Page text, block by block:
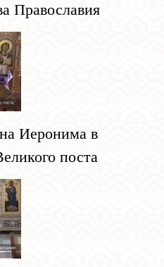
Православия
Иеронима в
поста